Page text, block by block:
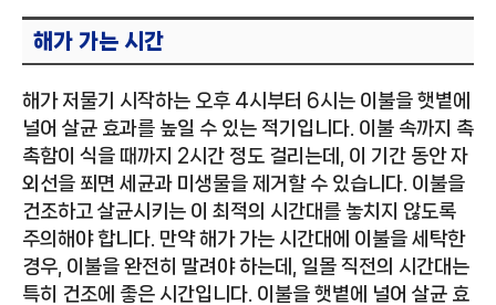
해가 가는 시간
해가 저물기 시작하는 오후 4시부터 6시는 이불을 햇볕에
널어 살균 효과를 높일 수 있는 적기입니다. 이불 속까지 촉
촉함이 식을 때까지 2시간 정도 걸리는데, 이 기간 동안 자
외선을 쬐면 세균과 미생물을 제거할 수 있습니다. 이불을
건조하고 살균시키는 이 최적의 시간대를 놓치지 않도록
주의해야 합니다. 만약 해가 가는 시간대에 이불을 세탁한
경우, 이불을 완전히 말려야 하는데, 일몰 직전의 시간대는
특히 건조에 좋은 시간입니다. 이불을 햇볕에 널어 살균 효